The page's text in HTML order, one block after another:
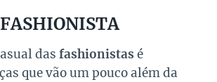
FASHIONISTA
das fashionistas é
que vão um pouco além da